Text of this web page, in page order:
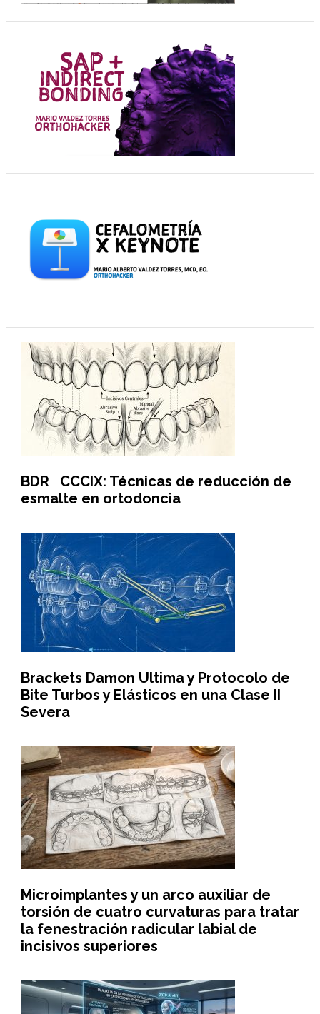
BDR CCCIX: Técnicas de reducción de
esmalte en ortodoncia
Brackets Damon Ultima y Protocolo de
Bite Turbos y Elásticos en una Clase II
Severa
Microimplantes y un arco auxiliar de
torsión de cuatro curvaturas para tratar
la fenestración radicular labial de
incisivos superiores